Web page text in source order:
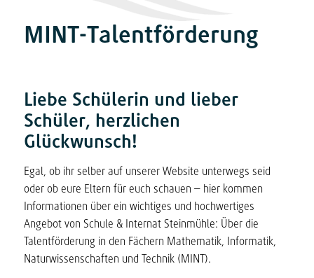
MINT-Talentförderung
Liebe Schülerin und lieber
Schüler, herzlichen
Glückwunsch!
Egal, ob ihr selber auf unserer Website unterwegs seid
oder ob eure Eltern für euch schauen – hier kommen
Informationen über ein wichtiges und hochwertiges
Angebot von Schule & Internat Steinmühle: Über die
Talentförderung in den Fächern Mathematik, Informatik,
Naturwissenschaften und Technik (MINT).